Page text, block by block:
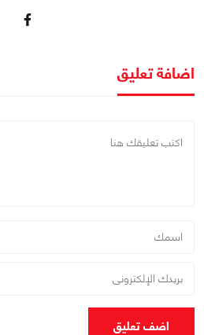
اضافة تعليق
اضف تعليق